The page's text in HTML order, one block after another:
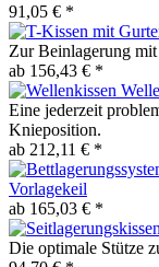
91,05 € *
Zur Beinlagerung
ab 156,43 € *
Eine jederzeit
Knieposition.
ab 212,11 € *
Vorlagekeil
ab 165,03 € *
Die optimale Stütze